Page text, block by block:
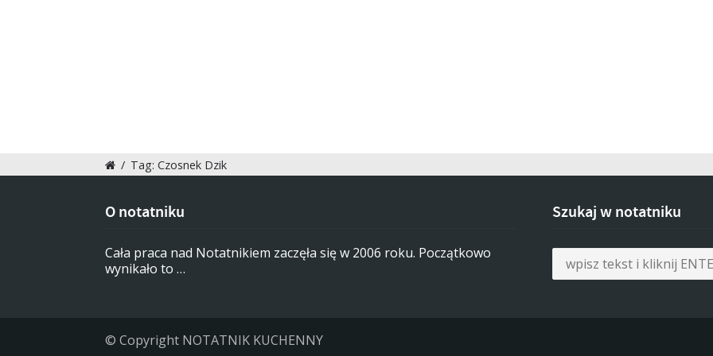
/ Tag: Czosnek Dzik
O notatniku
Cała praca nad Notatnikiem zaczęła się w 2006 roku. Początkowo
wynikało to …
Szukaj w notatniku
© Copyright NOTATNIK KUCHENNY